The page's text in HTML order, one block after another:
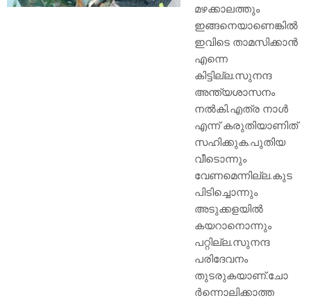
മഴക്കാലത്തും
ഇങ്ങനെയാണെങ്കില്‍
ഇവിടെ താമസിക്കാന്‍
എന്നെ
കിട്ടില്ല.സുനന്ദ
അന്ത്യശാസനം
നല്‍കി.എത്ര നാള്‍
എന്ന് കരുതിയാണിത്
സഹിക്കുക.പുതിയ
വീടൊന്നും
വേണമെന്നില്ല.കുട
പിടിച്ചൊന്നും
അടുക്കളയില്‍
കയറാനൊന്നും
പറ്റില്ല.സുനന്ദ
പരിദേവനം
തുടരുകയാണ്.ചോ
ര്‍ന്നൊലിക്കാത്ത